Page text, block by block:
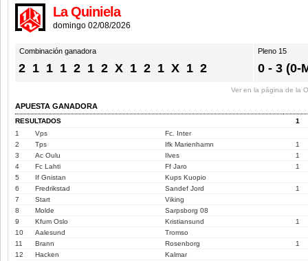
La Quiniela
domingo 02/08/2026
Combinación ganadora
2 1 1 1 2 1 2 X 1 2 1 X 1 2
Pleno 15
0 - 3 (0-
Ver en la página de la
APUESTA GANADORA
RESULTADOS
1
1
Vps
Fc. Inter
2
Tps Ifk Marienhamn
1
3
Ac Oulu Ilves
1
4
Fc Lahti Ff Jaro
1
5
If Gnistan
Kups Kuopio
6
Fredrikstad Sandef Jord
1
7
Start
Viking
8
Molde
Sarpsborg 08
9
Kfum Oslo Kristiansund
1
10
Aalesund
Tromso
11
Brann Rosenborg
1
12
Hacken
Kalmar